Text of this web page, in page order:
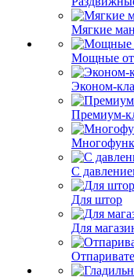
Мягкие
Мощные
Эконом-
Премиум-
С
Для штор
Для